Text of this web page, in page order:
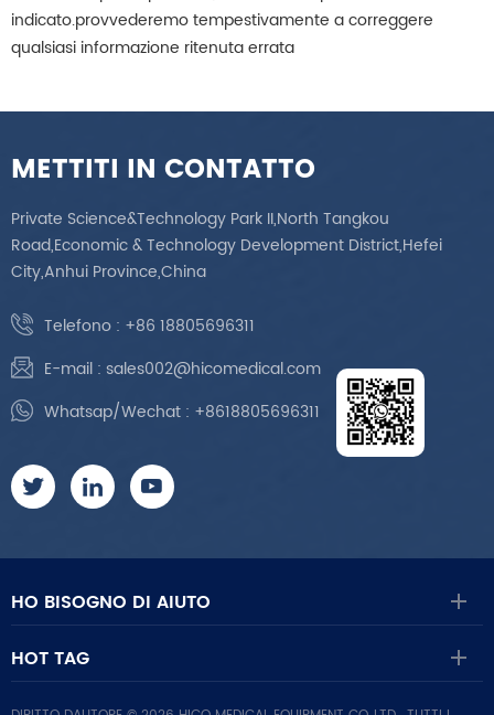
indicato.provvederemo tempestivamente a correggere
qualsiasi informazione ritenuta errata
METTITI IN CONTATTO
Private Science&Technology Park II,North Tangkou
Road,Economic & Technology Development District,Hefei
City,Anhui Province,China
Telefono : +86 18805696311
E-mail : sales002@hicomedical.com
Whatsap/Wechat : +8618805696311
HO BISOGNO DI AIUTO
HOT TAG